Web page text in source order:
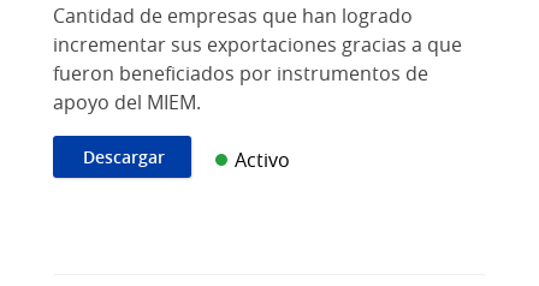
Cantidad de empresas que han logrado
incrementar sus exportaciones gracias a que
fueron beneficiados por instrumentos de
apoyo del MIEM.
Descargar Activo